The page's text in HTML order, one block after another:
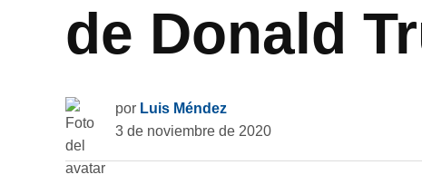
de Donald
por Luis Méndez
3 de noviembre de 2020